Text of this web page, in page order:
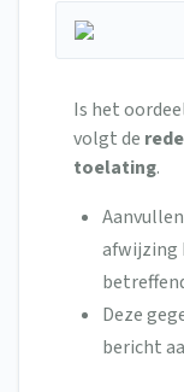
Is het
volgt de
toelating.
afwijzing
Deze
bericht